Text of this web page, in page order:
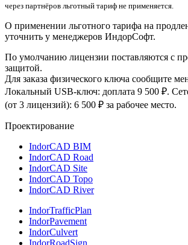
через партнёров льготный тариф не применяется.
О применении льготного тарифа на
уточнить у менеджеров ИндорСофт.
По умолчанию лицензии поставляются с
защитой.
Для заказа физического ключа сообщите
Локальный USB-ключ: доплата 9 500 ₽.
(от 3 лицензий): 6 500 ₽ за рабочее место.
Проектирование
IndorCAD BIM
IndorCAD Road
IndorCAD Site
IndorCAD Topo
IndorCAD River
IndorTrafficPlan
IndorPavement
IndorCulvert
IndorRoadSign